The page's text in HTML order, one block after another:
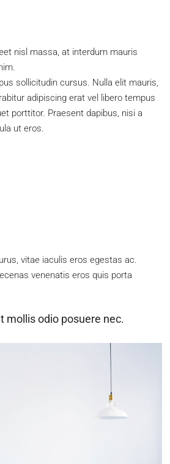
nisl massa, at interdum mauris
sollicitudin cursus. Nulla elit mauris,
adipiscing erat vel libero tempus
porttitor. Praesent dapibus, nisi a
ut eros.
vitae iaculis eros egestas ac.
venenatis eros quis porta
mollis odio posuere nec.